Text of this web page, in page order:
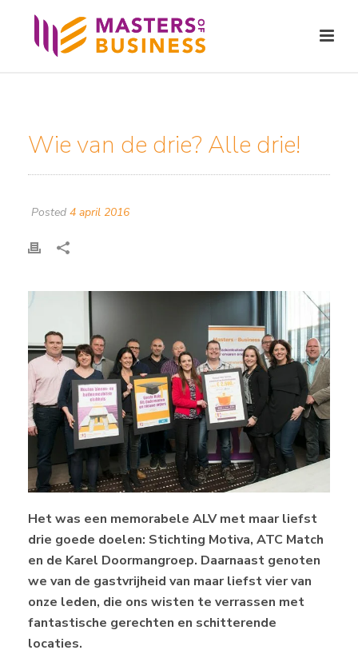
Wie van de drie? Alle drie!
Posted 4 april 2016
Het was een memorabele ALV met maar liefst
drie goede doelen: Stichting Motiva, ATC Match
en de Karel Doormangroep. Daarnaast genoten
we van de gastvrijheid van maar liefst vier van
onze leden, die ons wisten te verrassen met
fantastische gerechten en schitterende
locaties.